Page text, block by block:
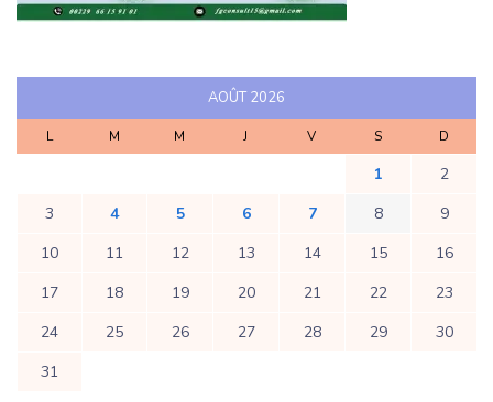
AOÛT 2026
L M M J V S D
1
2
3
4 5 6 7 8
9
10
11 12 13 14 15
16
17
18 19 20 21 22
23
24
25 26 27 28 29
30
31